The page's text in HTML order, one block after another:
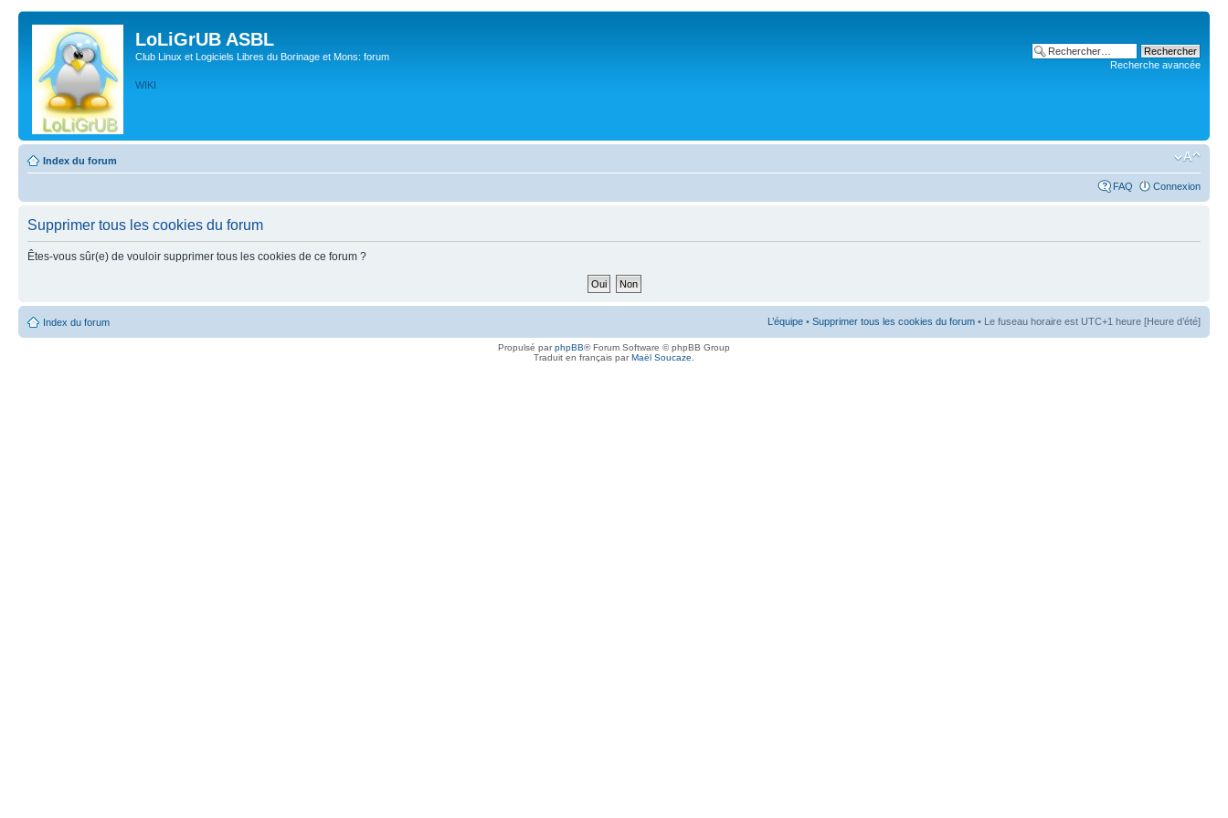
LoLiGrUB ASBL
Club Linux et Logiciels Libres du Borinage et Mons: forum
WIKI
Recherche avancée
Index du forum
FAQ Connexion
Supprimer tous les cookies du forum
Êtes-vous sûr(e) de vouloir supprimer tous les cookies de ce forum ?
Index du forum L’équipe • Supprimer tous les cookies du forum • Le fuseau horaire est UTC+1 heure [Heure d’été]
Propulsé parphpBB® Forum Software © phpBB Group
Traduit en français parMaël Soucaze